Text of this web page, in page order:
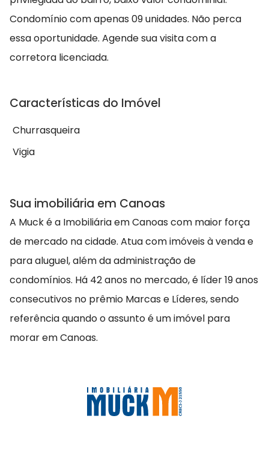
Condomínio com apenas 09 unidades. Não perca
essa oportunidade. Agende sua visita com a
corretora licenciada.
Características do Imóvel
Churrasqueira
Vigia
Sua imobiliária em Canoas
A Muck é a Imobiliária em Canoas com maior força
de mercado na cidade. Atua com imóveis à venda e
para aluguel, além da administração de
condomínios. Há 42 anos no mercado, é líder 19 anos
consecutivos no prêmio Marcas e Líderes, sendo
referência quando o assunto é um imóvel para
morar em Canoas.